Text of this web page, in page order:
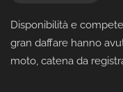
Disponibilità e
gran daffare hanno
moto, catena da